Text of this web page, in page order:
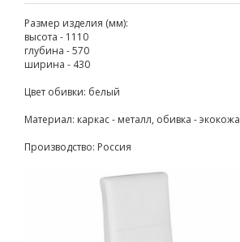
Размер изделия (мм):
высота - 1110
глубина - 570
ширина - 430
Цвет обивки: белый
Материал: каркас - металл, обивка - экокожа
Производство: Россия